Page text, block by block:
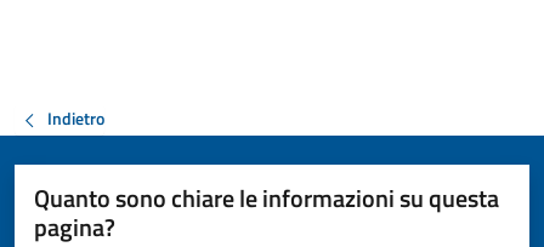
Indietro
Quanto sono chiare le informazioni su questa
pagina?